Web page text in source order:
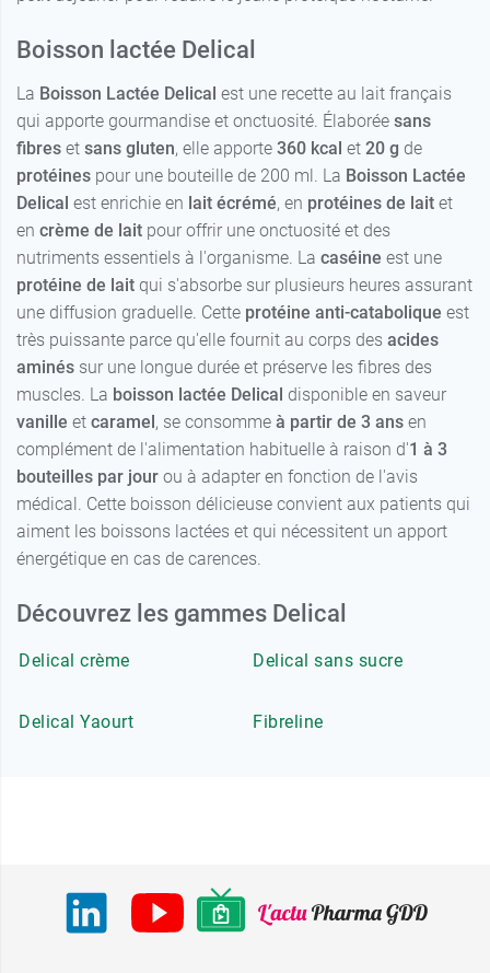
Boisson lactée Delical
La Boisson Lactée Delical est une recette au lait français
qui apporte gourmandise et onctuosité. Élaborée sans
fibres et sans gluten, elle apporte 360 kcal et 20 g de
protéines pour une bouteille de 200 ml. La Boisson Lactée
Delical est enrichie en lait écrémé, en protéines de lait et
en crème de lait pour offrir une onctuosité et des
nutriments essentiels à l'organisme. La caséine est une
protéine de lait qui s'absorbe sur plusieurs heures assurant
une diffusion graduelle. Cette protéine anti-catabolique est
très puissante parce qu'elle fournit au corps des acides
aminés sur une longue durée et préserve les fibres des
muscles. La boisson lactée Delical disponible en saveur
vanille et caramel , se consomme à partir de 3 ans en
complément de l'alimentation habituelle à raison d'1 à 3
bouteilles par jour ou à adapter en fonction de l'avis
médical. Cette boisson délicieuse convient aux patients qui
aiment les boissons lactées et qui nécessitent un apport
énergétique en cas de carences.
Découvrez les gammes Delical
Delical crème Delical sans sucre
Delical Yaourt Fibreline